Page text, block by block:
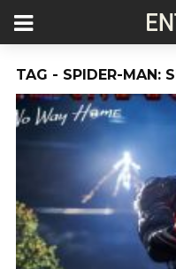
TAG - SPIDER-MAN: